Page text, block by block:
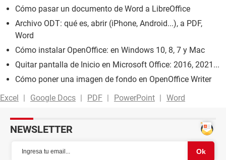
Cómo pasar un documento de Word a LibreOffice
Archivo ODT: qué es, abrir (iPhone, Android...), a PDF,
Word
Cómo instalar OpenOffice: en Windows 10, 8, 7 y Mac
Quitar pantalla de Inicio en Microsoft Office: 2016, 2021...
Cómo poner una imagen de fondo en OpenOffice Writer
Excel
Google Docs PDF PowerPoint Word
NEWSLETTER